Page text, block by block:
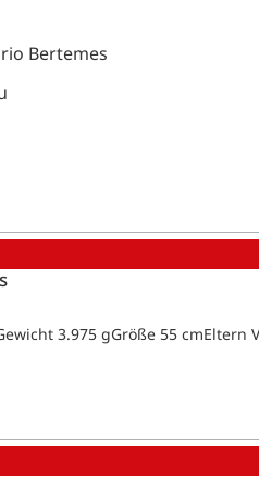
Bertemes
3.975 gGröße 55 cmEltern